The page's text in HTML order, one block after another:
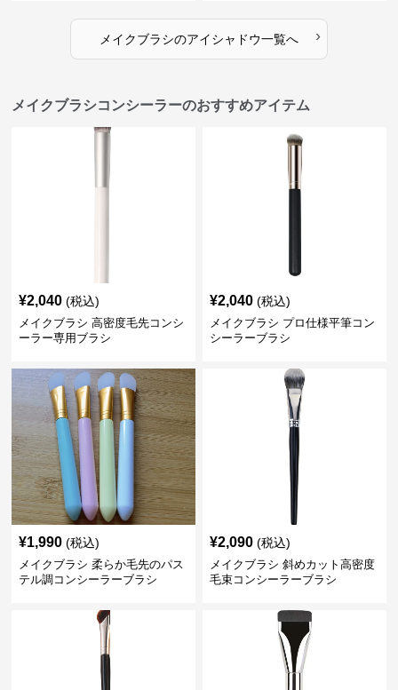
メイクブラシのアイシャドウ一覧へ ›
メイクブラシコンシーラーのおすすめアイテム
¥2,040 (税込)
メイクブラシ 高密度毛先コンシ
ーラー専用ブラシ
¥2,040 (税込)
メイクブラシ プロ仕様平筆コン
シーラーブラシ
¥1,990 (税込)
メイクブラシ 柔らか毛先のパス
テル調コンシーラーブラシ
¥2,090 (税込)
メイクブラシ 斜めカット高密度
毛束コンシーラーブラシ